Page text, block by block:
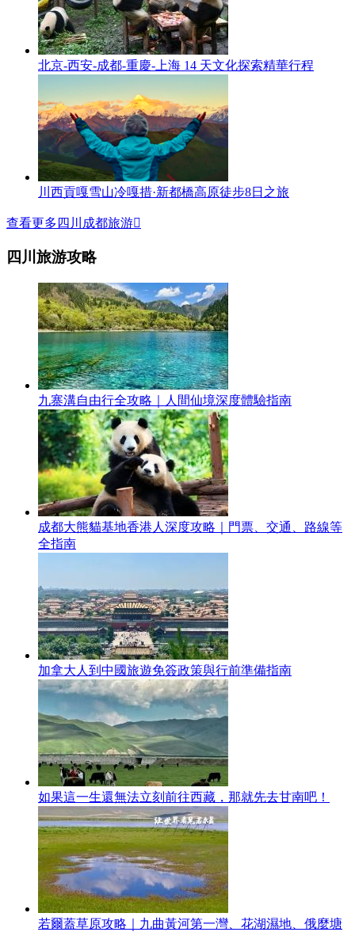
北京-西安-成都-重慶-上海 14 天文化探索精華行程
川西貢嘎雪山冷嘎措·新都橋高原徒步8日之旅
查看更多四川成都旅游
四川旅游攻略
九寨溝自由行全攻略｜人間仙境深度體驗指南
成都大熊貓基地香港人深度攻略｜門票、交通、路線等
全指南
加拿大人到中國旅遊免簽政策與行前準備指南
如果這一生還無法立刻前往西藏，那就先去甘南吧！
若爾蓋草原攻略｜九曲黃河第一灣、花湖濕地、俄麼塘